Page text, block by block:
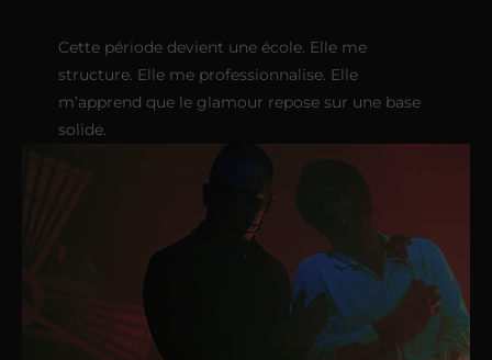
Cette période devient une école. Elle me
structure. Elle me professionnalise. Elle
m’apprend que le glamour repose sur une base
solide.